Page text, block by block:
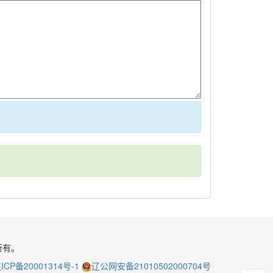
。
备20001314号-1 辽公网安备21010502000704号